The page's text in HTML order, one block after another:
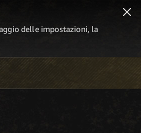
delle impostazioni, la